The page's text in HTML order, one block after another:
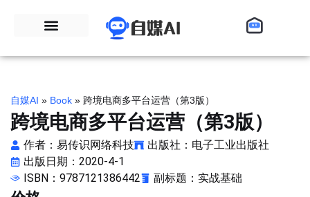
自媒AI » Book » 跨境电商多平台运营（第3版）
跨境电商多平台运营（第3版）
作者：易传识网络科技
出版社：电子工业出版社
出版日期：2020-4-1
ISBN：9787121386442
副标题：实战基础